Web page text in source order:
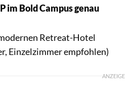
im Bold Campus genau
Retreat-Hotel
Einzelzimmer empfohlen)
ANZEIGE